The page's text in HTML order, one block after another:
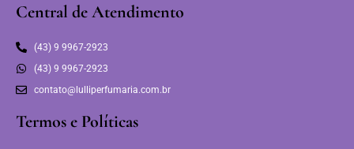
Central de Atendimento
(43) 9 9967-2923
(43) 9 9967-2923
contato@lulliperfumaria.com.br
Termos e Políticas